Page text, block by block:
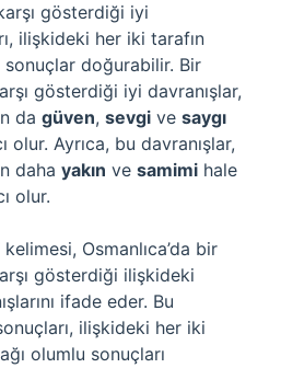
gösterdiği iyi
ilişkideki her iki tarafın
sonuçlar doğurabilir. Bir
gösterdiği iyi davranışlar,
da güven, sevgi ve saygı
olur. Ayrıca, bu davranışlar,
daha yakın ve samimi hale
olur.
Osmanlıca’da bir
gösterdiği ilişkideki
ifade eder. Bu
ilişkideki her iki
olumlu sonuçları